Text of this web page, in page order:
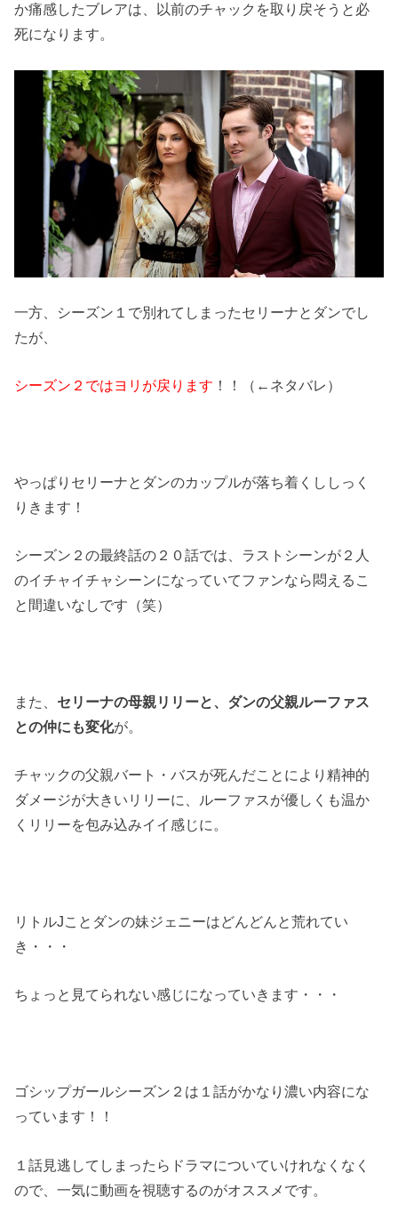
か痛感したブレアは、以前のチャックを取り戻そうと必
死になります。
一方、シーズン１で別れてしまったセリーナとダンでし
たが、
シーズン２ではヨリが戻ります ！！（←ネタバレ）
やっぱりセリーナとダンのカップルが落ち着くししっく
りきます！
シーズン２の最終話の２０話では、ラストシーンが２人
のイチャイチャシーンになっていてファンなら悶えるこ
と間違いなしです（笑）
また、 セリーナの母親リリーと、ダンの父親ルーファス
との仲にも変化が。
チャックの父親バート・バスが死んだことにより精神的
ダメージが大きいリリーに、ルーファスが優しくも温か
くリリーを包み込みイイ感じに。
リトルJことダンの妹ジェニーはどんどんと荒れてい
き・・・
ちょっと見てられない感じになっていきます・・・
ゴシップガールシーズン２は１話がかなり濃い内容にな
っています！！
１話見逃してしまったらドラマについていけれなくなく
ので、一気に動画を視聴するのがオススメです。